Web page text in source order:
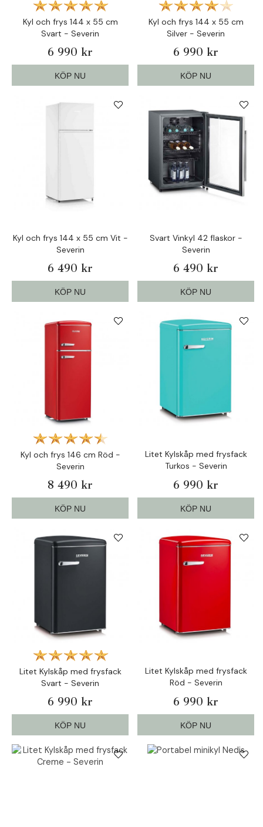
Kyl och frys 144 x 55 cm
Svart - Severin
6 990 kr
KÖP NU
Kyl och frys 144 x 55 cm
Silver - Severin
6 990 kr
KÖP NU
Kyl och frys 144 x 55 cm Vit -
Severin
6 490 kr
KÖP NU
Svart Vinkyl 42 flaskor -
Severin
6 490 kr
KÖP NU
Kyl och frys 146 cm Röd -
Severin
8 490 kr
KÖP NU
Litet Kylskåp med frysfack
Turkos - Severin
6 990 kr
KÖP NU
Litet Kylskåp med frysfack
Svart - Severin
6 990 kr
KÖP NU
Litet Kylskåp med frysfack
Röd - Severin
6 990 kr
KÖP NU